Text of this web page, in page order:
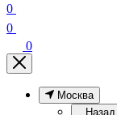
0
0
0
Москва
Назад